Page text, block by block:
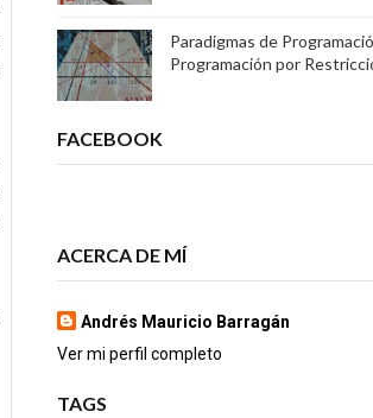
Paradigmas de
Programación por
FACEBOOK
ACERCA DE MÍ
Andrés Mauricio Barragán
Ver mi perfil completo
TAGS